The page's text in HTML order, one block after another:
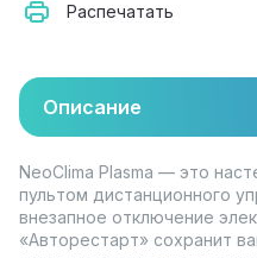
Распечатать
Описание
NeoClima Plasma — это
пультом дистанционного
внезапное отключение
«Авторестарт» сохранит